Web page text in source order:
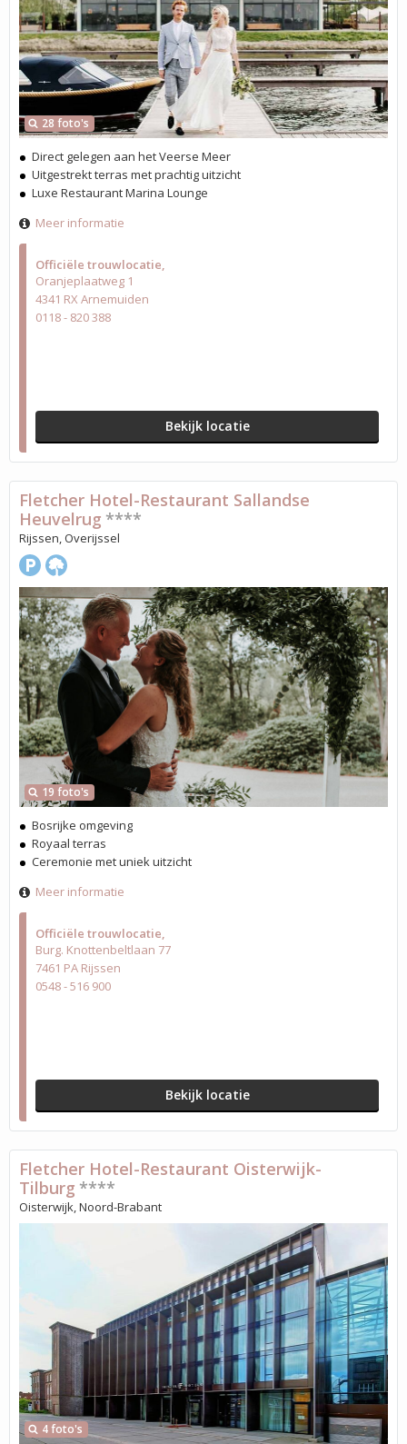
Officiële trouwlocatie
Oranjeplaatweg 1
4341 RX Arnemuiden
0118 - 820 388
Bekijk locatie
28 foto's
Direct gelegen aan het Veerse Meer
Uitgestrekt terras met prachtig uitzicht
Luxe Restaurant Marina Lounge
Meer informatie
Officiële trouwlocatie
Burg. Knottenbeltlaan 77
7461 PA Rijssen
0548 - 516 900
Bekijk locatie
19 foto's
Fletcher Hotel-Restaurant Sallandse
Heuvelrug ****
Rijssen, Overijssel
Bosrijke omgeving
Royaal terras
Ceremonie met uniek uitzicht
Meer informatie
4 foto's
Fletcher Hotel-Restaurant Oisterwijk-
Tilburg ****
Oisterwijk, Noord-Brabant